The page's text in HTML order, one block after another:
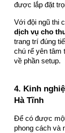
được lắp đặt
Với đội ngũ thi
dịch vụ cho
trang trí đúng
chú rể yên tâm
về phần setup.
4. Kinh
Hà Tĩnh
Để có được
phong cách và